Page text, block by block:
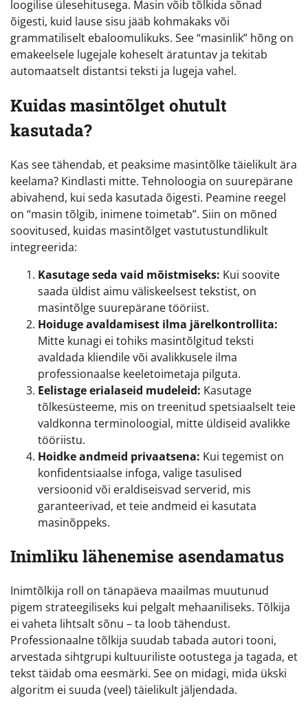
loogilise ülesehitusega. Masin võib tõlkida sõnad
õigesti, kuid lause sisu jääb kohmakaks või
grammatiliselt ebaloomulikuks. See “masinlik” hõng on
emakeelsele lugejale koheselt äratuntav ja tekitab
automaatselt distantsi teksti ja lugeja vahel.
Kuidas masintõlget ohutult
kasutada?
Kas see tähendab, et peaksime masintõlke täielikult ära
keelama? Kindlasti mitte. Tehnoloogia on suurepärane
abivahend, kui seda kasutada õigesti. Peamine reegel
on “masin tõlgib, inimene toimetab”. Siin on mõned
soovitused, kuidas masintõlget vastutustundlikult
integreerida:
Kasutage seda vaid mõistmiseks: Kui soovite
saada üldist aimu väliskeelsest tekstist, on
masintõlge suurepärane tööriist.
Hoiduge avaldamisest ilma järelkontrollita:
Mitte kunagi ei tohiks masintõlgitud teksti
avaldada kliendile või avalikkusele ilma
professionaalse keeletoimetaja pilguta.
Eelistage erialaseid mudeleid: Kasutage
tõlkesüsteeme, mis on treenitud spetsiaalselt teie
valdkonna terminoloogial, mitte üldiseid avalikke
tööriistu.
Hoidke andmeid privaatsena: Kui tegemist on
konfidentsiaalse infoga, valige tasulised
versioonid või eraldiseisvad serverid, mis
garanteerivad, et teie andmeid ei kasutata
masinõppeks.
Inimliku lähenemise asendamatus
Inimtõlkija roll on tänapäeva maailmas muutunud
pigem strateegiliseks kui pelgalt mehaaniliseks. Tõlkija
ei vaheta lihtsalt sõnu – ta loob tähendust.
Professionaalne tõlkija suudab tabada autori tooni,
arvestada sihtgrupi kultuuriliste ootustega ja tagada, et
tekst täidab oma eesmärki. See on midagi, mida ükski
algoritm ei suuda (veel) täielikult jäljendada.